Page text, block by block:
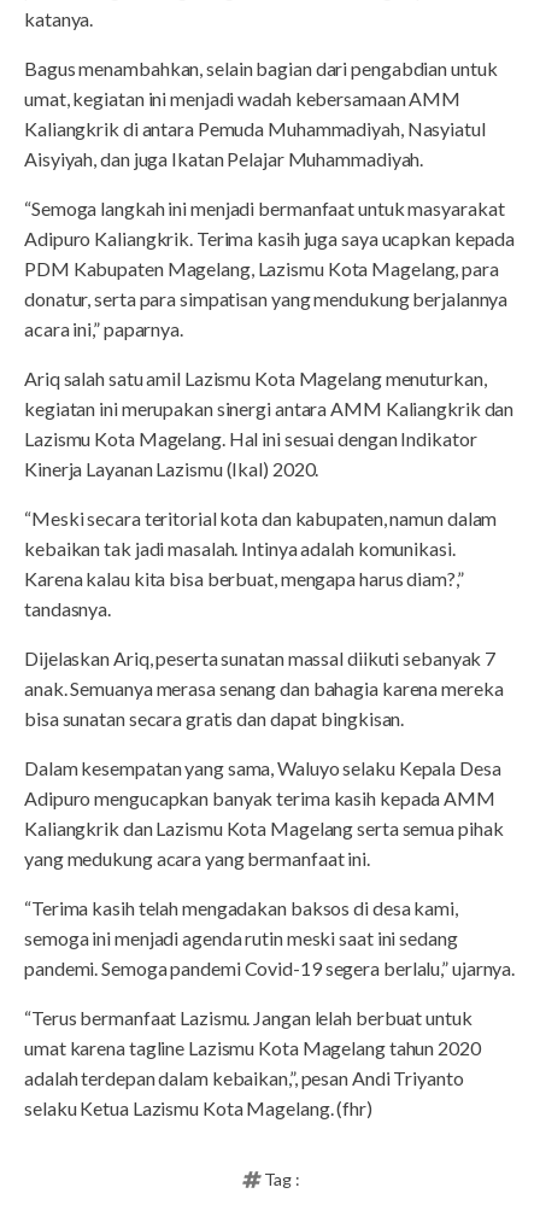
katanya.
Bagus menambahkan, selain bagian dari pengabdian untuk
umat, kegiatan ini menjadi wadah kebersamaan AMM
Kaliangkrik di antara Pemuda Muhammadiyah, Nasyiatul
Aisyiyah, dan juga Ikatan Pelajar Muhammadiyah.
“Semoga langkah ini menjadi bermanfaat untuk masyarakat
Adipuro Kaliangkrik. Terima kasih juga saya ucapkan kepada
PDM Kabupaten Magelang, Lazismu Kota Magelang, para
donatur, serta para simpatisan yang mendukung berjalannya
acara ini,” paparnya.
Ariq salah satu amil Lazismu Kota Magelang menuturkan,
kegiatan ini merupakan sinergi antara AMM Kaliangkrik dan
Lazismu Kota Magelang. Hal ini sesuai dengan Indikator
Kinerja Layanan Lazismu (Ikal) 2020.
“Meski secara teritorial kota dan kabupaten, namun dalam
kebaikan tak jadi masalah. Intinya adalah komunikasi.
Karena kalau kita bisa berbuat, mengapa harus diam?,”
tandasnya.
Dijelaskan Ariq, peserta sunatan massal diikuti sebanyak 7
anak. Semuanya merasa senang dan bahagia karena mereka
bisa sunatan secara gratis dan dapat bingkisan.
Dalam kesempatan yang sama, Waluyo selaku Kepala Desa
Adipuro mengucapkan banyak terima kasih kepada AMM
Kaliangkrik dan Lazismu Kota Magelang serta semua pihak
yang medukung acara yang bermanfaat ini.
“Terima kasih telah mengadakan baksos di desa kami,
semoga ini menjadi agenda rutin meski saat ini sedang
pandemi. Semoga pandemi Covid-19 segera berlalu,” ujarnya.
“Terus bermanfaat Lazismu. Jangan lelah berbuat untuk
umat karena tagline Lazismu Kota Magelang tahun 2020
adalah terdepan dalam kebaikan,”, pesan Andi Triyanto
selaku Ketua Lazismu Kota Magelang. (fhr)
Tag :